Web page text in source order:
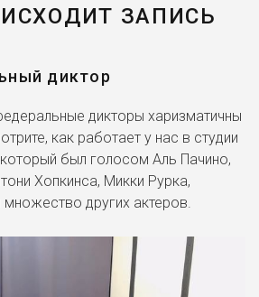
ЗАПИСЬ
диктор
дикторы харизматичны
как работает у нас в студии
был голосом Аль Пачино,
Хопкинса, Микки Рурка,
других актеров.